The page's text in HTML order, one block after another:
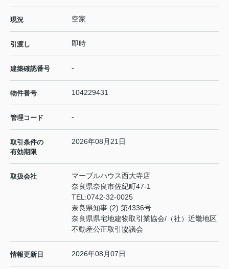
現況 空家
引渡し 即時
建築確認番号 -
物件番号 104229431
管理コード -
取引条件の
有効期限
2026年08月21日
取扱会社
マーブルハウス西大寺店
奈良県奈良市佐紀町47-1
TEL:0742-32-0025
奈良県知事 (2) 第4336号
奈良県県宅地建物取引業協会/（社）近畿地区
不動産公正取引協議会
情報更新日 2026年08月07日